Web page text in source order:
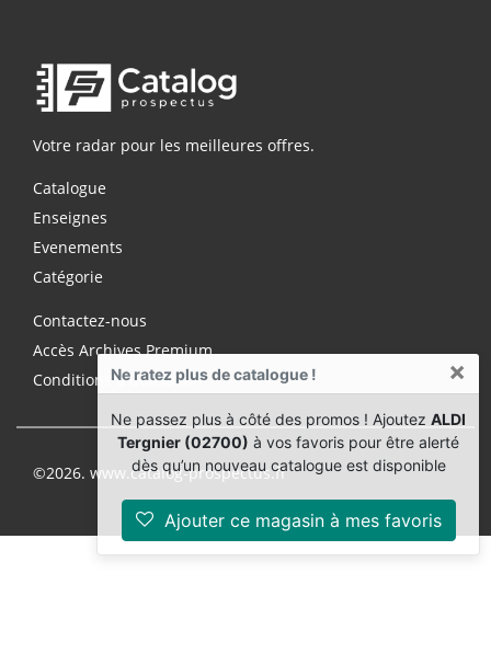
Ne ratez plus de catalogue ! ×
Ne passez plus à côté des promos ! Ajoutez ALDI
Tergnier (02700) à vos favoris pour être alerté
dès qu’un nouveau catalogue est disponible
Ajouter ce magasin à mes favoris
Votre radar pour les meilleures offres.
Catalogue
Enseignes
Evenements
Catégorie
Contactez-nous
Accès Archives Premium
Conditions d'utilisation
©2026. www.catalog-prospectus.fr